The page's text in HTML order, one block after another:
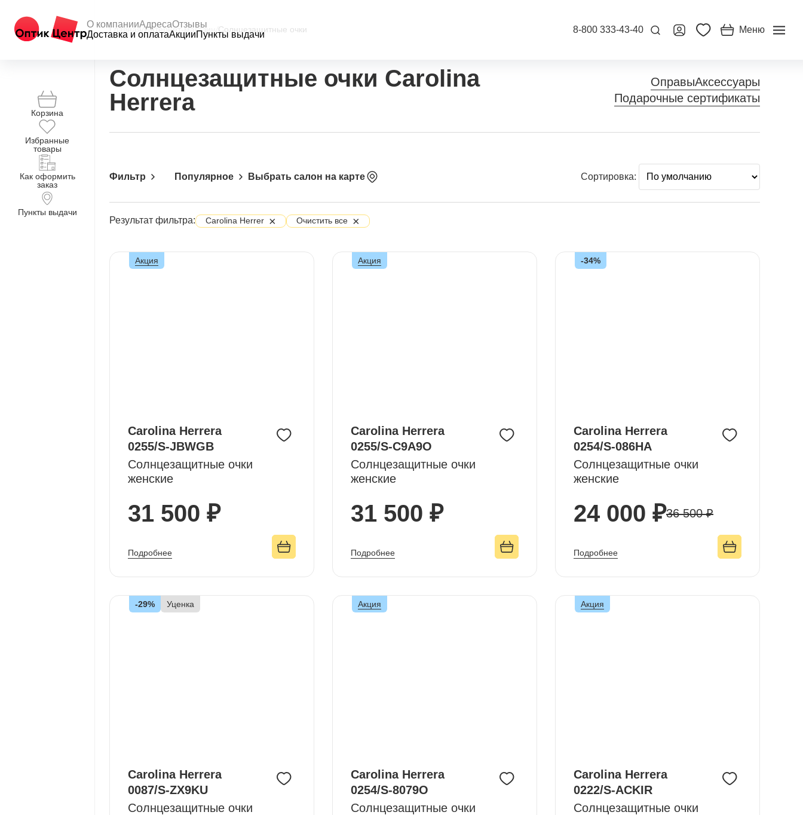
О компанииАдресаОтзывы
Доставка и оплатаАкцииПункты выдачи 8-800 333-43-40 Меню
Корзина
Избранные
товары
Как оформить
заказ
Пункты выдачи
Главная Интернет-магазин Солнцезащитные очки
Солнцезащитные очки Carolina
Herrera
ОправыАксессуары
Подарочные сертификаты
Фильтр Популярное Выбрать салон на карте Сортировка:
Результат фильтра: Carolina Herrer × Очистить все ×
Carolina Herrera
0255/S-JBWGB
Солнцезащитные очки
женские
31 500 ₽
Подробнее
Акция
Carolina Herrera
0255/S-C9A9O
Солнцезащитные очки
женские
31 500 ₽
Подробнее
Акция
Carolina Herrera
0254/S-086HA
Солнцезащитные очки
женские
24 000 ₽36 500 ₽
Подробнее
-34%
Carolina Herrera
0087/S-ZX9KU
Солнцезащитные очки
-29% Уценка
Carolina Herrera
0254/S-8079O
Солнцезащитные очки
Акция
Carolina Herrera
0222/S-ACKIR
Солнцезащитные очки
Акция